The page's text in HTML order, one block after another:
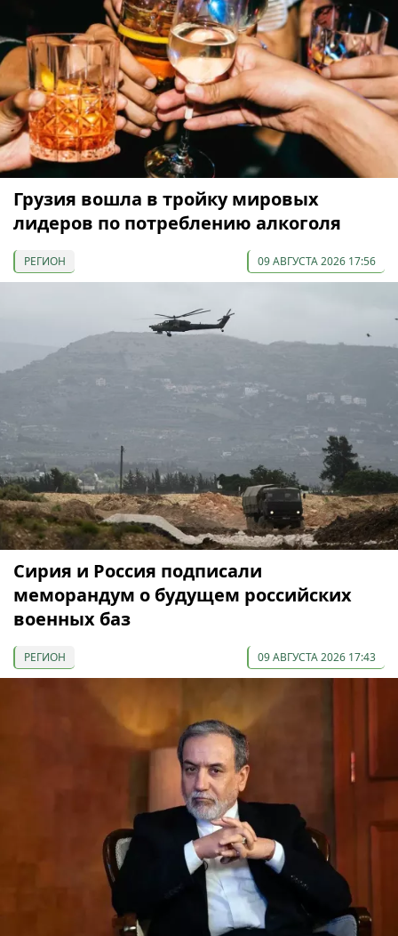
Грузия вошла в тройку мировых
лидеров по потреблению алкоголя
РЕГИОН 09 АВГУСТА 2026 17:56
Сирия и Россия подписали
меморандум о будущем российских
военных баз
РЕГИОН 09 АВГУСТА 2026 17:43